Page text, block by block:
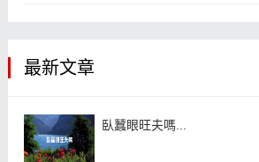
最新文章
臥蠶眼旺夫嗎...